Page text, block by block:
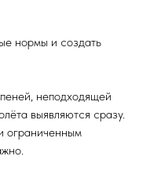
на
деревом
Москве
нормы и создать
неподходящей
выявляются сразу.
ограниченным